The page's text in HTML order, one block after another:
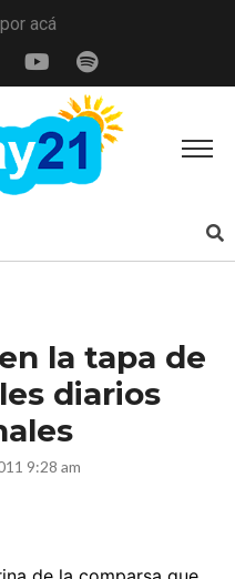
acá
la tapa de
diarios
9:28 am